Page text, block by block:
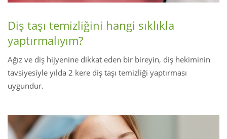
Diş taşı temizliğini hangi sıklıkla
yaptırmalıyım?
Ağız ve diş hijyenine dikkat eden bir bireyin, diş hekiminin
tavsiyesiyle yılda 2 kere diş taşı temizliği yaptırması
uygundur.